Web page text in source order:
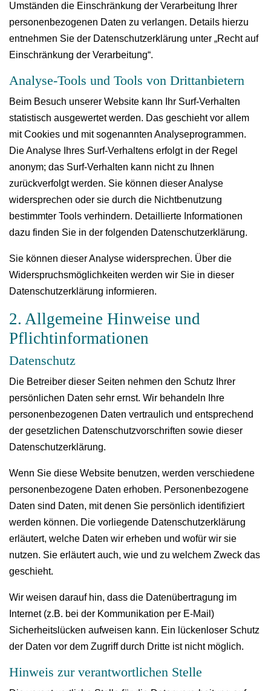
Umständen die Einschränkung der Verarbeitung Ihrer
personenbezogenen Daten zu verlangen. Details hierzu
entnehmen Sie der Datenschutzerklärung unter „Recht auf
Einschränkung der Verarbeitung“.
Analyse-Tools und Tools von Drittanbietern
Beim Besuch unserer Website kann Ihr Surf-Verhalten
statistisch ausgewertet werden. Das geschieht vor allem
mit Cookies und mit sogenannten Analyseprogrammen.
Die Analyse Ihres Surf-Verhaltens erfolgt in der Regel
anonym; das Surf-Verhalten kann nicht zu Ihnen
zurückverfolgt werden. Sie können dieser Analyse
widersprechen oder sie durch die Nichtbenutzung
bestimmter Tools verhindern. Detaillierte Informationen
dazu finden Sie in der folgenden Datenschutzerklärung.
Sie können dieser Analyse widersprechen. Über die
Widerspruchsmöglichkeiten werden wir Sie in dieser
Datenschutzerklärung informieren.
2. Allgemeine Hinweise und
Pflichtinformationen
Datenschutz
Die Betreiber dieser Seiten nehmen den Schutz Ihrer
persönlichen Daten sehr ernst. Wir behandeln Ihre
personenbezogenen Daten vertraulich und entsprechend
der gesetzlichen Datenschutzvorschriften sowie dieser
Datenschutzerklärung.
Wenn Sie diese Website benutzen, werden verschiedene
personenbezogene Daten erhoben. Personenbezogene
Daten sind Daten, mit denen Sie persönlich identifiziert
werden können. Die vorliegende Datenschutzerklärung
erläutert, welche Daten wir erheben und wofür wir sie
nutzen. Sie erläutert auch, wie und zu welchem Zweck das
geschieht.
Wir weisen darauf hin, dass die Datenübertragung im
Internet (z.B. bei der Kommunikation per E-Mail)
Sicherheitslücken aufweisen kann. Ein lückenloser Schutz
der Daten vor dem Zugriff durch Dritte ist nicht möglich.
Hinweis zur verantwortlichen Stelle